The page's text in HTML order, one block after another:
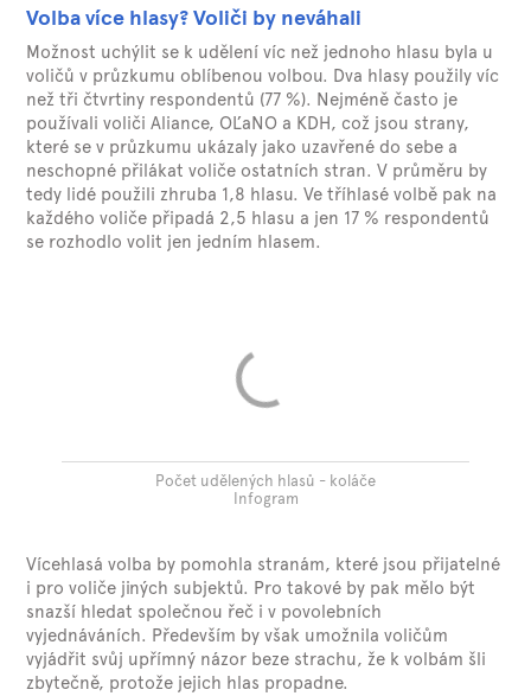
Volba více hlasy? Voliči by neváhali
Možnost uchýlit se k udělení víc než jednoho hlasu byla u
voličů v průzkumu oblíbenou volbou. Dva hlasy použily víc
než tři čtvrtiny respondentů (77 %). Nejméně často je
používali voliči Aliance, OĽaNO a KDH, což jsou strany,
které se v průzkumu ukázaly jako uzavřené do sebe a
neschopné přilákat voliče ostatních stran. V průměru by
tedy lidé použili zhruba 1,8 hlasu. Ve tříhlasé volbě pak na
každého voliče připadá 2,5 hlasu a jen 17 % respondentů
se rozhodlo volit jen jedním hlasem.
Počet udělených hlasů - koláče
Infogram
Vícehlasá volba by pomohla stranám, které jsou přijatelné
i pro voliče jiných subjektů. Pro takové by pak mělo být
snazší hledat společnou řeč i v povolebních
vyjednáváních. Především by však umožnila voličům
vyjádřit svůj upřímný názor beze strachu, že k volbám šli
zbytečně, protože jejich hlas propadne.